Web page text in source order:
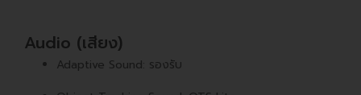
Audio (เสียง)
Adaptive Sound: รองรับ